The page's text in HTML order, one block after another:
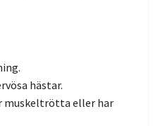
hästar.
muskeltrötta eller har